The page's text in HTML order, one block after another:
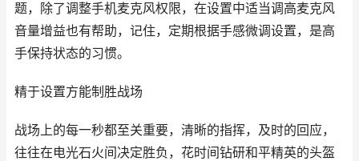
题，除了调整手机麦克风权限，在设置中适当调高麦克风
音量增益也有帮助，记住，定期根据手感微调设置，是高
手保持状态的习惯。
精于设置方能制胜战场
战场上的每一秒都至关重要，清晰的指挥，及时的回应，
往往在电光石火间决定胜负，花时间钻研和平精英的头盔